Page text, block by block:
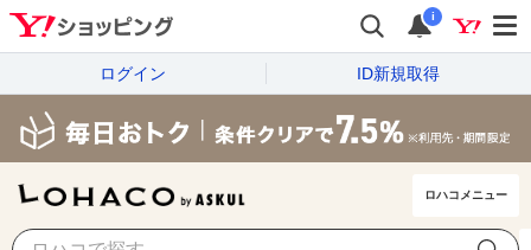
i
ログイン ID新規取得
ロハコメニュー